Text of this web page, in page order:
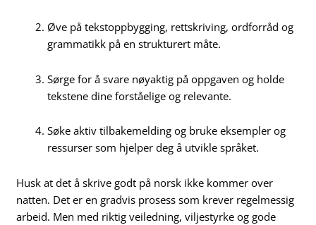
Øve på tekstoppbygging, rettskriving, ordforråd og
grammatikk på en strukturert måte.
Sørge for å svare nøyaktig på oppgaven og holde
tekstene dine forståelige og relevante.
Søke aktiv tilbakemelding og bruke eksempler og
ressurser som hjelper deg å utvikle språket.
Husk at det å skrive godt på norsk ikke kommer over
natten. Det er en gradvis prosess som krever regelmessig
arbeid. Men med riktig veiledning, viljestyrke og gode